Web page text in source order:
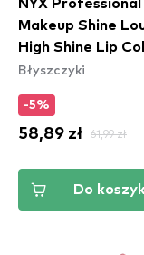
NYX Professional
Makeup Shine
High Shine Lip
01 Born To Hustle
Błyszczyki
-5%
58,89 zł 61,99 zł
Do